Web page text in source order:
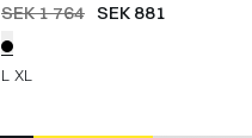
SEK 1 764 SEK 881
L XL